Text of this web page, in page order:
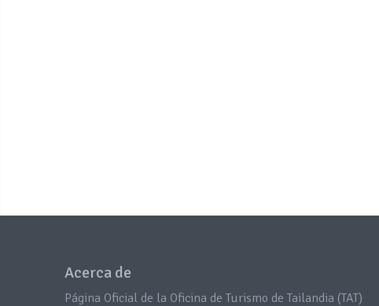
Acerca de
Página Oficial de la Oficina de Turismo de Tailandia (TAT)